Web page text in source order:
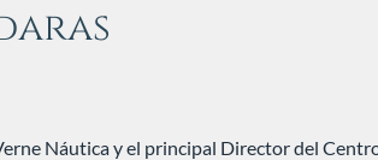
Náutica y el principal Director del